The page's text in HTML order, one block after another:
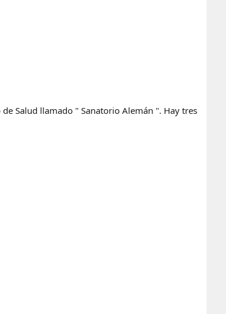
Salud llamado " Sanatorio Alemán ". Hay tres